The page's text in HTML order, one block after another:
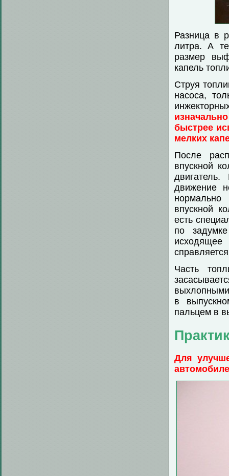
Разница в
литра. А
размер
капель
Струя
насоса,
быстрее
мелких
После
впускной
движение
нормально
впускной
есть
по
Часть
в
пальцем в
Для